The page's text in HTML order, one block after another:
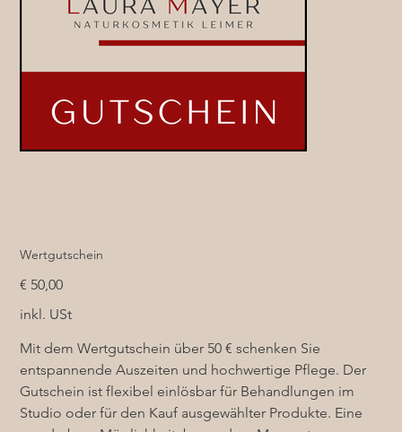
Wertgutschein
Preis
€ 50,00
inkl. USt
Mit dem Wertgutschein über 50 € schenken Sie
entspannende Auszeiten und hochwertige Pflege. Der
Gutschein ist flexibel einlösbar für Behandlungen im
Studio oder für den Kauf ausgewählter Produkte. Eine